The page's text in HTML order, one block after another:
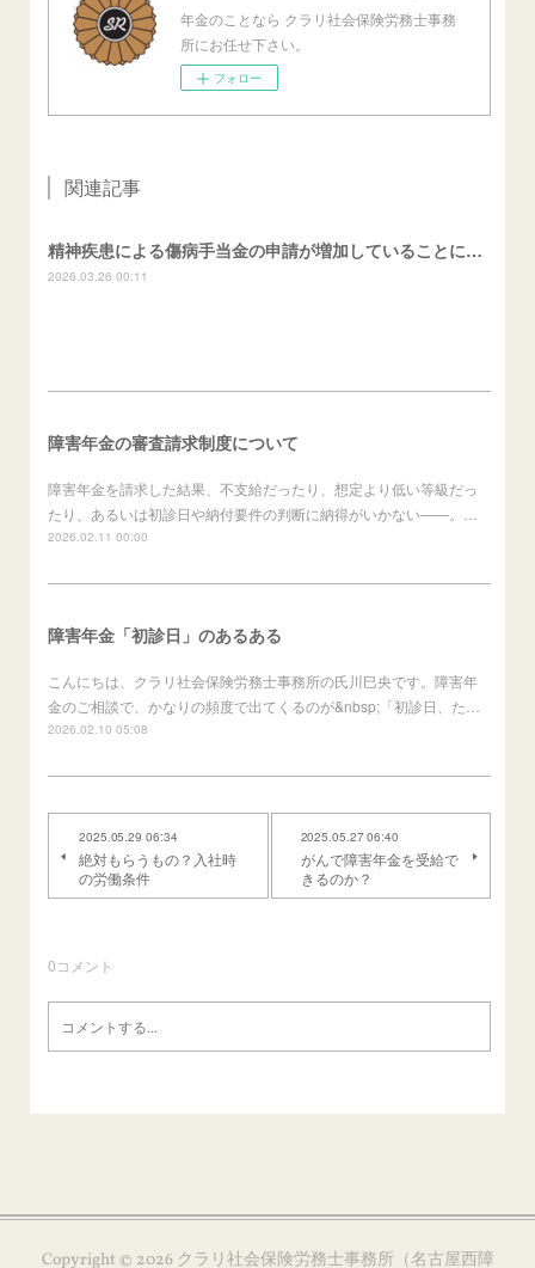
年金のことなら クラリ社会保険労務士事務
所にお任せ下さい。
フォロー
関連記事
精神疾患による傷病手当金の申請が増加していることについて
2026.03.26 00:11
障害年金の審査請求制度について
障害年金を請求した結果、不支給だったり、想定より低い等級だっ
たり、あるいは初診日や納付要件の判断に納得がいかない——。…
2026.02.11 00:00
障害年金「初診日」のあるある
こんにちは、クラリ社会保険労務士事務所の氏川巳央です。障害年
金のご相談で、かなりの頻度で出てくるのが&nbsp;「初診日、た…
2026.02.10 05:08
2025.05.29 06:34
絶対もらうもの？入社時
の労働条件
2025.05.27 06:40
がんで障害年金を受給で
きるのか？
0コメント
Copyright © 2026 クラリ社会保険労務士事務所（名古屋西障